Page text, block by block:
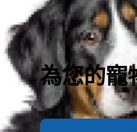
為您的寵